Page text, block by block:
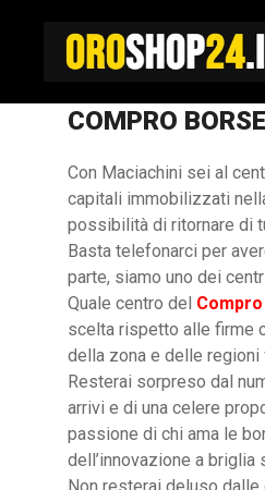
contenuto
COMPRO
Con Maciachini sei al
capitali immobilizzati
possibilità di ritornare di
Basta telefonarci per
parte, siamo uno dei
Quale centro del
scelta rispetto alle firme
della zona e delle
Resterai sorpreso dal
arrivi e di una celere
passione di chi ama le
dell’innovazione a